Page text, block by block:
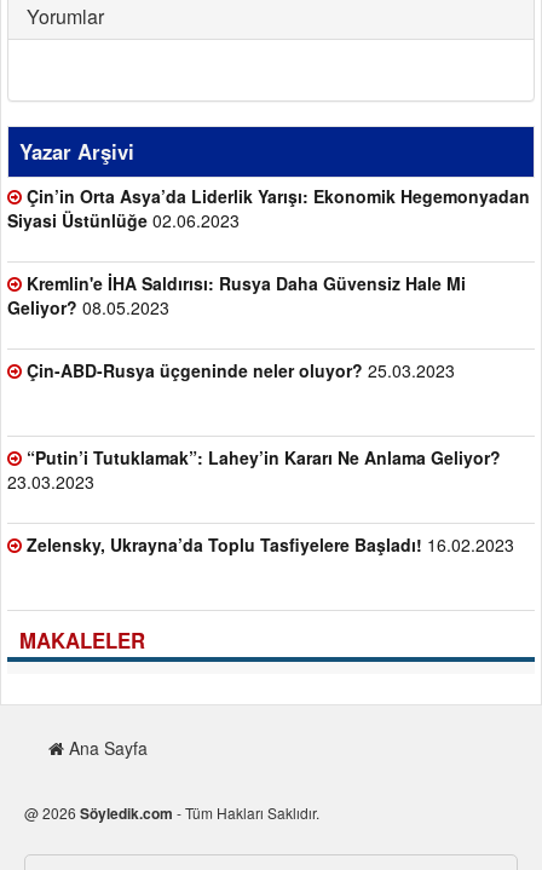
Yorumlar
Yazar Arşivi
Çin’in Orta Asya’da Liderlik Yarışı: Ekonomik Hegemonyadan
Siyasi Üstünlüğe 02.06.2023
Kremlin'e İHA Saldırısı: Rusya Daha Güvensiz Hale Mi
Geliyor? 08.05.2023
Çin-ABD-Rusya üçgeninde neler oluyor? 25.03.2023
“Putin’i Tutuklamak”: Lahey’in Kararı Ne Anlama Geliyor?
23.03.2023
Zelensky, Ukrayna’da Toplu Tasfiyelere Başladı! 16.02.2023
MAKALELER
Ana Sayfa
@ 2026 Söyledik.com - Tüm Hakları Saklıdır.